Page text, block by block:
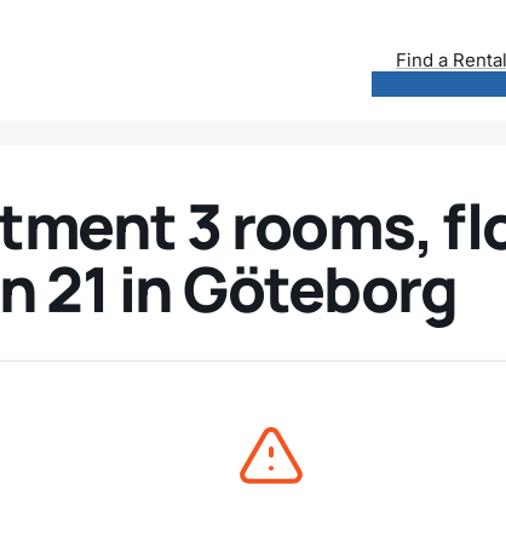
Find a Rental
3 rooms,
21 in Göteborg